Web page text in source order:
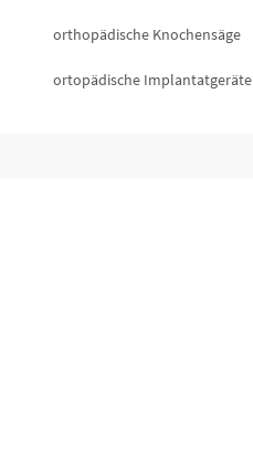
orthopädische Knochensäge
ortopädische Implantatgeräte